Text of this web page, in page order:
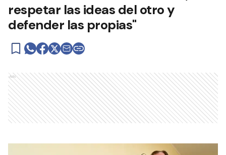
respetar las ideas del otro y
defender las propias"
Ads